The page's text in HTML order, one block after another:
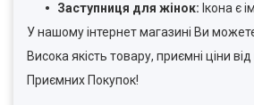
Заступниця для жінок: Ікона є
У нашому інтернет магазині Ви
Висока якість товару, приємні ціни
Приємних Покупок!